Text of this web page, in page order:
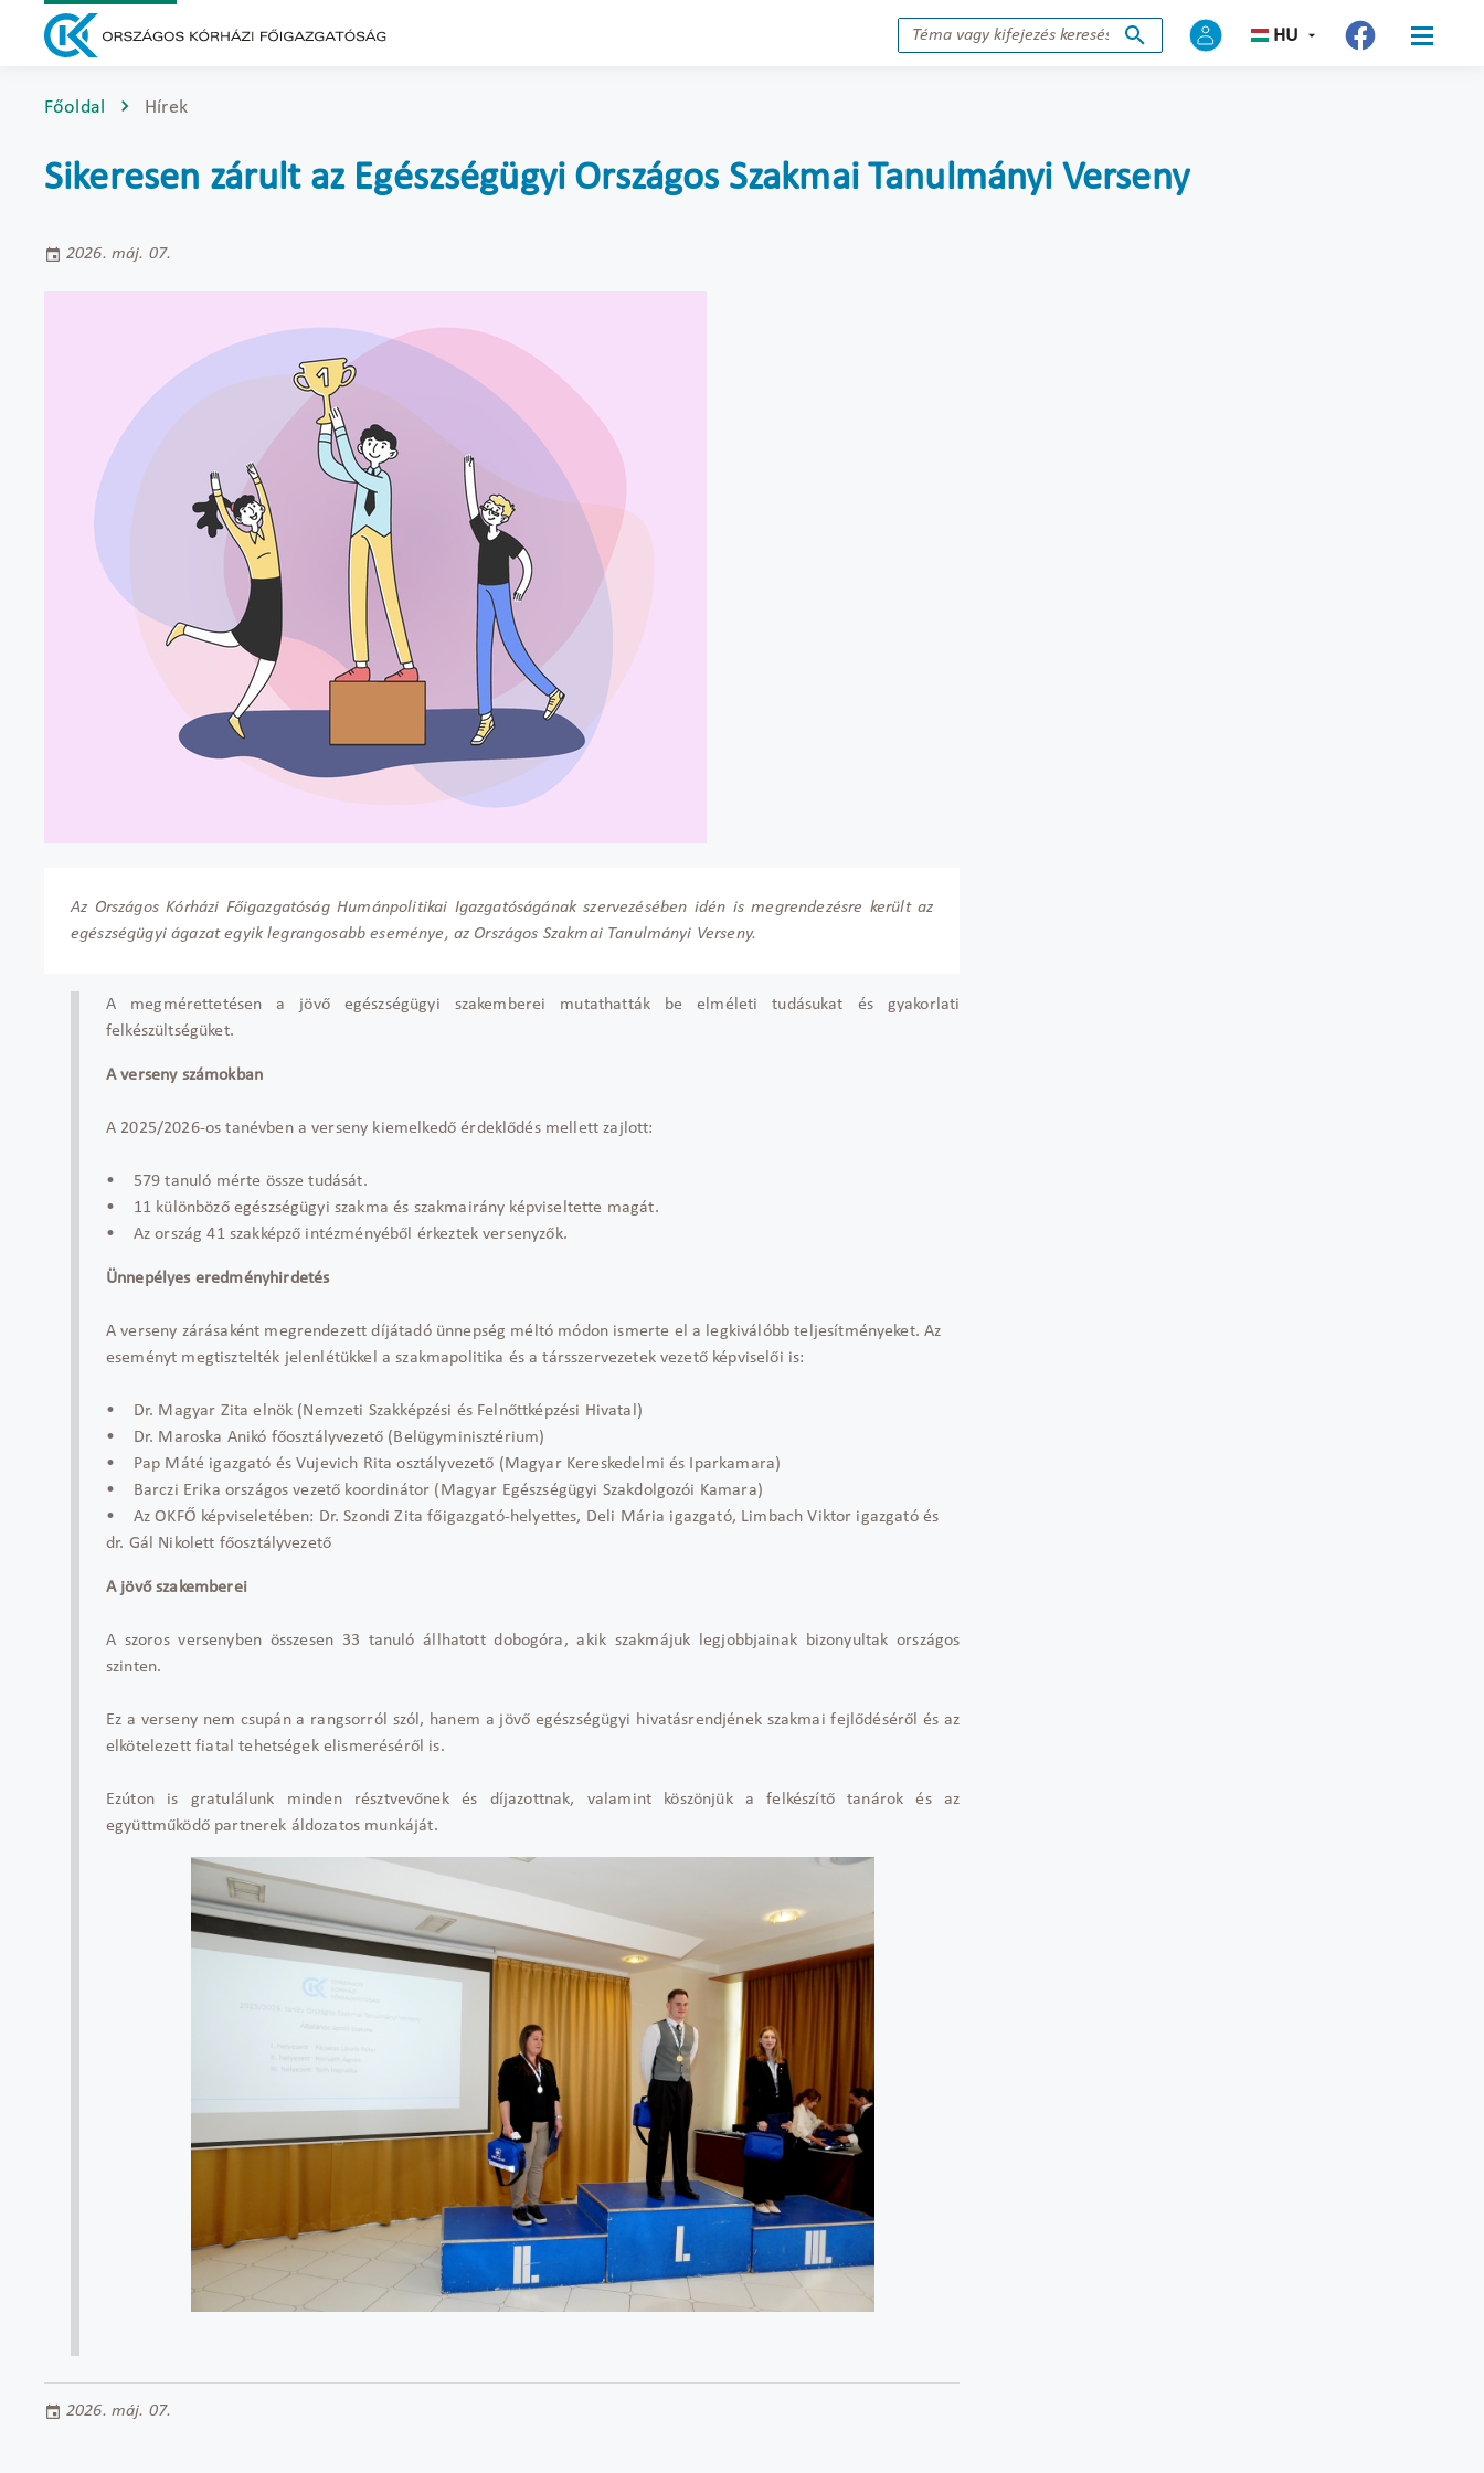
HU
Főoldal Hírek
Sikeresen zárult az Egészségügyi Országos Szakmai Tanulmányi Verseny
2026. máj. 07.
Az Országos Kórházi Főigazgatóság Humánpolitikai Igazgatóságának szervezésében idén is megrendezésre került az
egészségügyi ágazat egyik legrangosabb eseménye, az Országos Szakmai Tanulmányi Verseny.
A megmérettetésen a jövő egészségügyi szakemberei mutathatták be elméleti tudásukat és gyakorlati
felkészültségüket.
A verseny számokban
A 2025/2026-os tanévben a verseny kiemelkedő érdeklődés mellett zajlott:
• 579 tanuló mérte össze tudását.
• 11 különböző egészségügyi szakma és szakmairány képviseltette magát.
• Az ország 41 szakképző intézményéből érkeztek versenyzők.
Ünnepélyes eredményhirdetés
A verseny zárásaként megrendezett díjátadó ünnepség méltó módon ismerte el a legkiválóbb teljesítményeket. Az
eseményt megtisztelték jelenlétükkel a szakmapolitika és a társszervezetek vezető képviselői is:
• Dr. Magyar Zita elnök (Nemzeti Szakképzési és Felnőttképzési Hivatal)
• Dr. Maroska Anikó főosztályvezető (Belügyminisztérium)
• Pap Máté igazgató és Vujevich Rita osztályvezető (Magyar Kereskedelmi és Iparkamara)
• Barczi Erika országos vezető koordinátor (Magyar Egészségügyi Szakdolgozói Kamara)
• Az OKFŐ képviseletében: Dr. Szondi Zita főigazgató-helyettes, Deli Mária igazgató, Limbach Viktor igazgató és
dr. Gál Nikolett főosztályvezető
A jövő szakemberei
A szoros versenyben összesen 33 tanuló állhatott dobogóra, akik szakmájuk legjobbjainak bizonyultak országos
szinten.
Ez a verseny nem csupán a rangsorról szól, hanem a jövő egészségügyi hivatásrendjének szakmai fejlődéséről és az
elkötelezett fiatal tehetségek elismeréséről is.
Ezúton is gratulálunk minden résztvevőnek és díjazottnak, valamint köszönjük a felkészítő tanárok és az
együttműködő partnerek áldozatos munkáját.
2026. máj. 07.